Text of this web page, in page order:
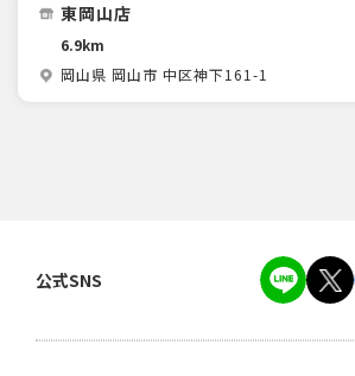
東岡山店
6.9km
岡山県 岡山市 中区神下161-1
公式SNS